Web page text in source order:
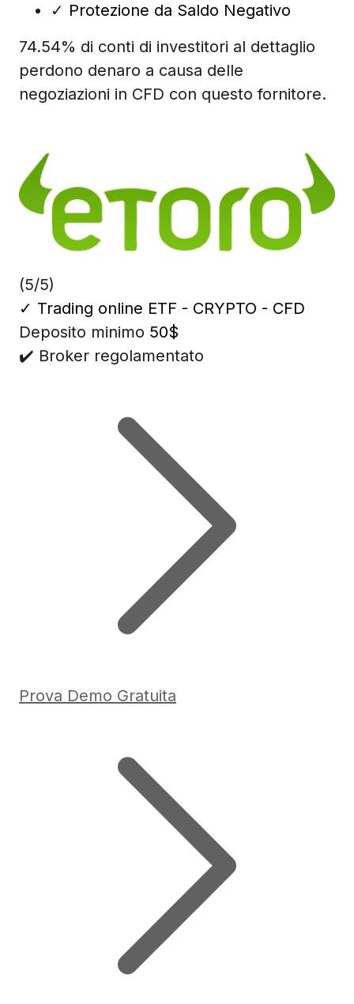
✓ Protezione da Saldo Negativo
74.54% di conti di investitori al dettaglio
perdono denaro a causa delle
negoziazioni in CFD con questo fornitore.
(5/5)
✓ Trading online ETF - CRYPTO - CFD
Deposito minimo 50$
✔️ Broker regolamentato
Prova Demo Gratuita